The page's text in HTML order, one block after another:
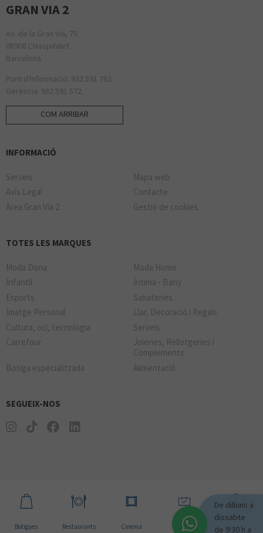
GRAN VIA 2
Av. de la Gran Via, 75
08908 L'Hospitalet
Barcelona
Punt d'Informació: 932 591 762.
Gerència: 932 591 572.
COM ARRIBAR
INFORMACIÓ
Serveis
Mapa web
Avís Legal
Contacte
Àrea Gran Via 2
Gestió de cookies
TOTES LES MARQUES
Moda Dona
Moda Home
Infantil
Íntima - Bany
Esports
Sabateries
Imatge Personal
Llar, Decoració i Regals
Cultura, oci, tecnologia
Serveis
Carrefour
Joieries, Rellotgeries i
Complements
Botiga especialitzada
Alimentació
SEGUEIX-NOS
Botigues Restaurants Cinema Notícies Horaris
De dilluns a
dissabte
de 9:30 h a